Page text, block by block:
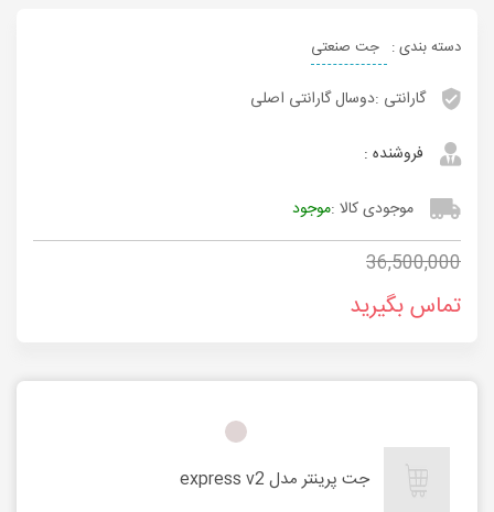
دسته بندی : جت صنعتی
گارانتی :دوسال گارانتی اصلی
فروشنده :
موجودی کالا :موجود
36,500,000
تماس بگیرید
جت پرینتر مدل express v2